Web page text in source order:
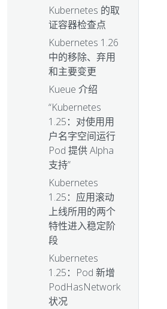
Kubernetes 的取
证容器检查点
Kubernetes 1.26
中的移除、弃用
和主要变更
Kueue 介绍
“Kubernetes
1.25：对使用用
户名字空间运行
Pod 提供 Alpha
支持”
Kubernetes
1.25：应用滚动
上线所用的两个
特性进入稳定阶
段
Kubernetes
1.25：Pod 新增
PodHasNetwork
状况